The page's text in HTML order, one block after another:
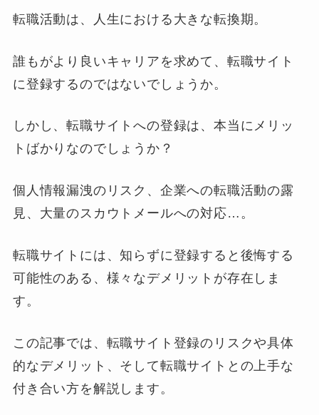
転職活動は、人生における大きな転換期。
誰もがより良いキャリアを求めて、転職サイト
に登録するのではないでしょうか。
しかし、転職サイトへの登録は、本当にメリッ
トばかりなのでしょうか？
個人情報漏洩のリスク、企業への転職活動の露
見、大量のスカウトメールへの対応…。
転職サイトには、知らずに登録すると後悔する
可能性のある、様々なデメリットが存在しま
す。
この記事では、転職サイト登録のリスクや具体
的なデメリット、そして転職サイトとの上手な
付き合い方を解説します。